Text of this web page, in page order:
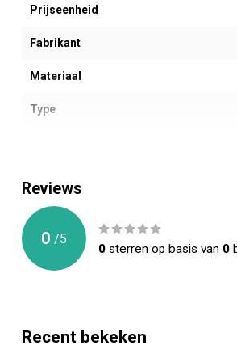
Prijseenheid
Fabrikant
Materiaal
Type
Gewicht (gr)
Montage gaten (mm)
Toepassing
Reviews
0 /5
0 sterren op basis van 0
Recent bekeken